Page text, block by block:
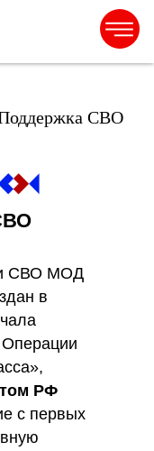
СВО
СВО МОД
в
РФ
с первых